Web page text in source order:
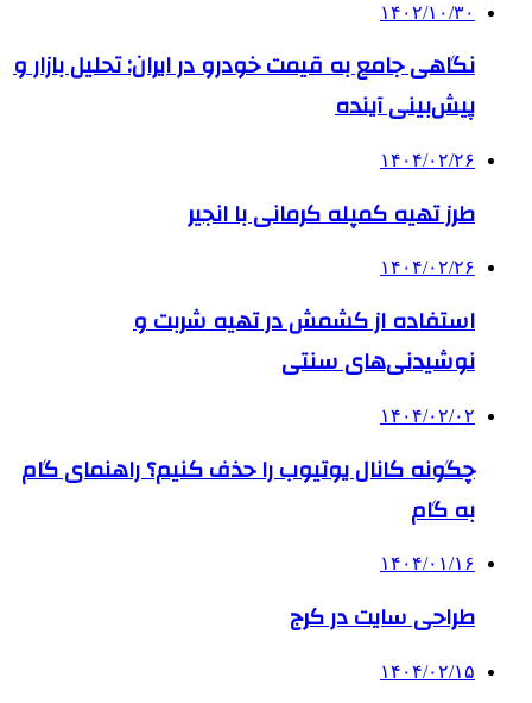
۱۴۰۲/۱۰/۳۰
نگاهی جامع به قیمت خودرو در ایران: تحلیل بازار و
پیش‌بینی آینده
۱۴۰۴/۰۲/۲۶
طرز تهیه کمپله کرمانی با انجیر
۱۴۰۴/۰۲/۲۶
استفاده از کشمش در تهیه شربت و
نوشیدنی‌های سنتی
۱۴۰۴/۰۲/۰۲
چگونه کانال یوتیوب را حذف کنیم؟ راهنمای گام
‌به‌ گام
۱۴۰۴/۰۱/۱۶
طراحی سایت در کرج
۱۴۰۴/۰۲/۱۵